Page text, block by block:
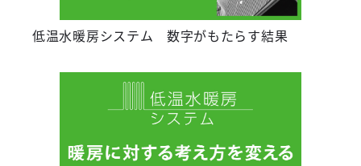
低温水暖房システム 数字がもたらす結果